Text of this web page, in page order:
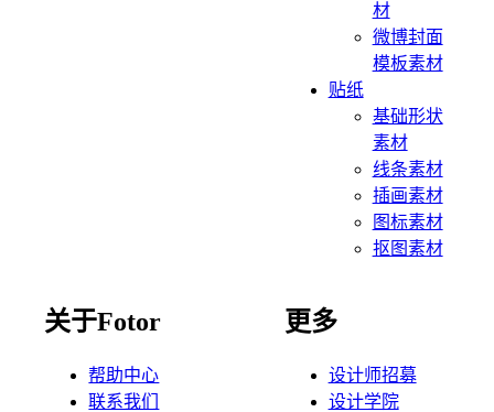
材
微博封面
模板素材
贴纸
基础形状
素材
线条素材
插画素材
图标素材
抠图素材
关于Fotor
帮助中心
联系我们
更多
设计师招募
设计学院